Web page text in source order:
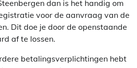
dan is het handig om
voor de aanvraag van de
Dit doe je door de openstaande
af te lossen.
betalingsverplichtingen hebt